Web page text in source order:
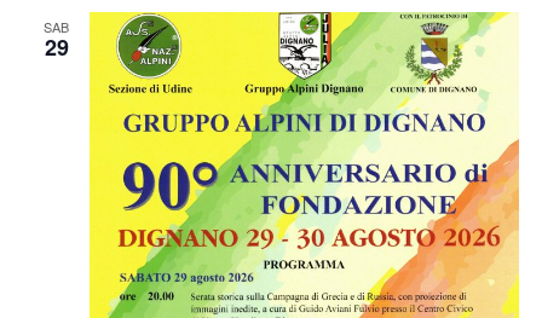
SAB
29